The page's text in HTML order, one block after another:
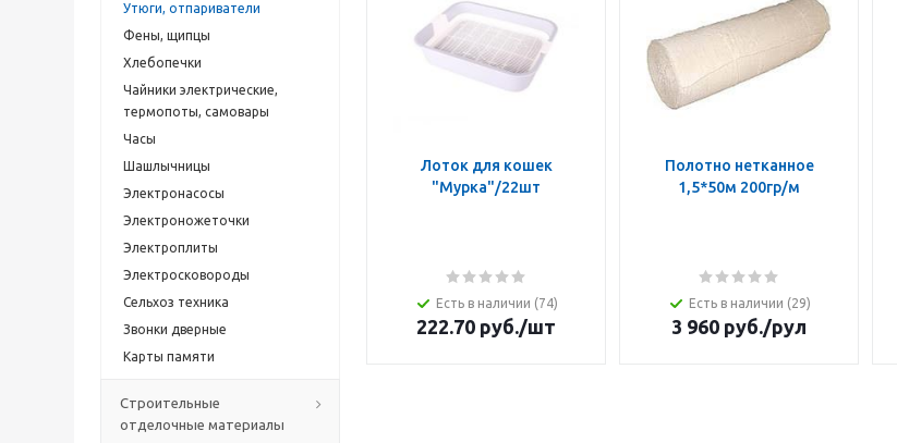
Утюги, отпариватели
Фены, щипцы
Хлебопечки
Чайники электрические,
термопоты, самовары
Часы
Шашлычницы
Электронасосы
Электроножеточки
Электроплиты
Электросковороды
Сельхоз техника
Звонки дверные
Карты памяти
Строительные
отделочные материалы
Лоток для кошек
"Мурка"/22шт
Есть в наличии (74)
222.70 руб./шт
Полотно нетканное
1,5*50м 200гр/м
Есть в наличии (29)
3 960 руб./рул